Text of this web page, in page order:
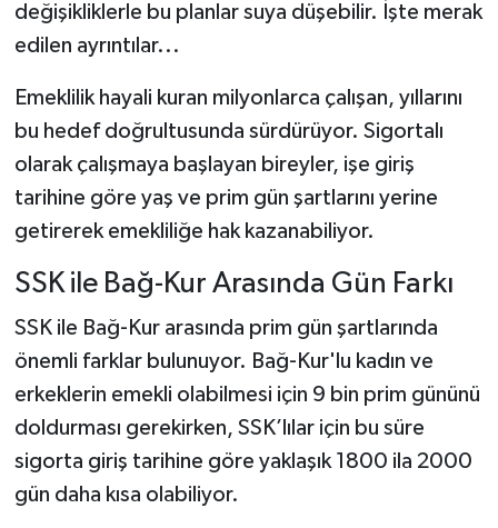
değişikliklerle bu planlar suya düşebilir. İşte merak
edilen ayrıntılar...
Emeklilik hayali kuran milyonlarca çalışan, yıllarını
bu hedef doğrultusunda sürdürüyor. Sigortalı
olarak çalışmaya başlayan bireyler, işe giriş
tarihine göre yaş ve prim gün şartlarını yerine
getirerek emekliliğe hak kazanabiliyor.
SSK ile Bağ-Kur Arasında Gün Farkı
SSK ile Bağ-Kur arasında prim gün şartlarında
önemli farklar bulunuyor. Bağ-Kur'lu kadın ve
erkeklerin emekli olabilmesi için 9 bin prim gününü
doldurması gerekirken, SSK’lılar için bu süre
sigorta giriş tarihine göre yaklaşık 1800 ila 2000
gün daha kısa olabiliyor.
Pınarbaşı Haberleri
Şenpazar Haberleri
Seydiler Haberleri
Taşköprü Haberleri
Ulusal Haberler
Teknoloji Haberleri
Siyaset Haberleri